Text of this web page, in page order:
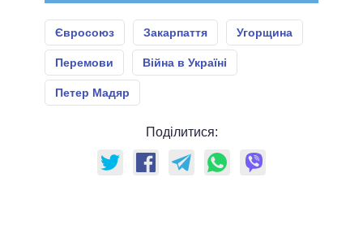
Євросоюз Закарпаття Угорщина
Перемови Війна в Україні
Петер Мадяр
Поділитися: